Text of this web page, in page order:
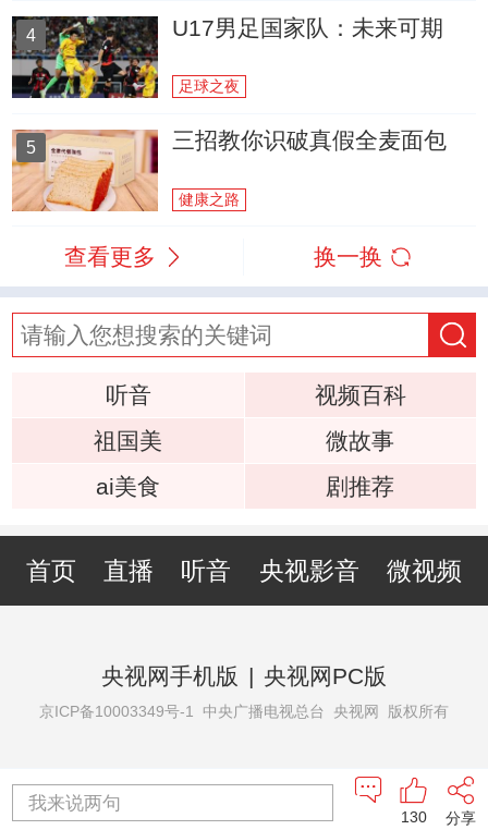
4 U17男足国家队：未来可期
足球之夜
5 三招教你识破真假全麦面包
健康之路
查看更多 换一换
听音
视频百科
祖国美
微故事
ai美食
剧推荐
首页 直播 听音 央视影音 微视频
央视网手机版 | 央视网PC版
京ICP备10003349号-1 中央广播电视总台 央视网 版权所有
我来说两句
分享
130